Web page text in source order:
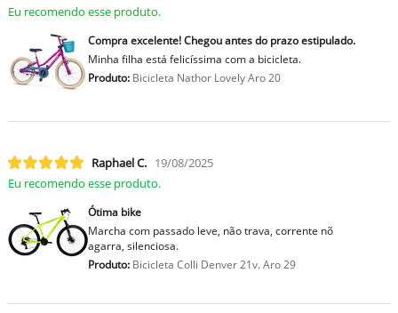
Eu recomendo esse produto.
Compra excelente! Chegou antes do prazo estipulado.
Minha filha está felicíssima com a bicicleta.
Produto:Bicicleta Nathor Lovely Aro 20
Raphael C. 19/08/2025
Eu recomendo esse produto.
Ótima bike
Marcha com passado leve, não trava, corrente nõ
agarra, silenciosa.
Produto:Bicicleta Colli Denver 21v. Aro 29